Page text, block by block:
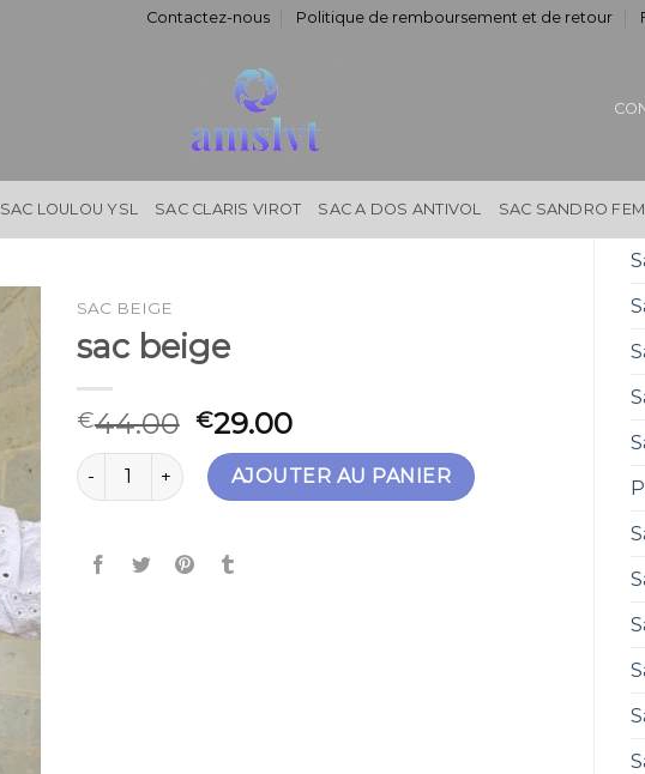
Contactez-nous Politique de remboursement et de retour
SAC LOULOU YSL SAC CLARIS VIROT SAC A DOS ANTIVOL SAC SANDRO
SAC BEIGE
sac beige
€44.00 €29.00
quantité de sac beigeAJOUTER AU PANIER